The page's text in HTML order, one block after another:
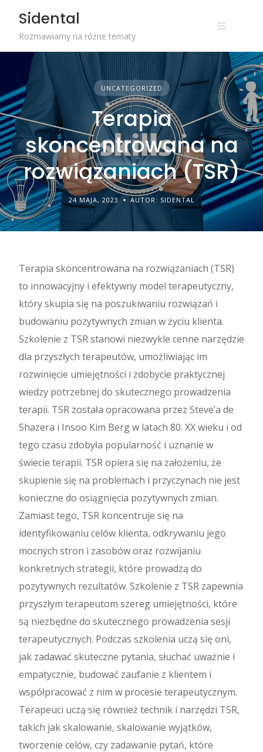
content
Sidental
Rozmawiamy na różne tematy
UNCATEGORIZED
Terapia
skoncentrowana na
rozwiązaniach (TSR)
24 MAJA, 2023 AUTOR: SIDENTAL
Terapia skoncentrowana na rozwiązaniach (TSR)
to innowacyjny i efektywny model terapeutyczny,
który skupia się na poszukiwaniu rozwiązań i
budowaniu pozytywnych zmian w życiu klienta.
Szkolenie z TSR stanowi niezwykle cenne narzędzie
dla przyszłych terapeutów, umożliwiając im
rozwinięcie umiejętności i zdobycie praktycznej
wiedzy potrzebnej do skutecznego prowadzenia
terapii. TSR została opracowana przez Steve’a de
Shazera i Insoo Kim Berg w latach 80. XX wieku i od
tego czasu zdobyła popularność i uznanie w
świecie terapii. TSR opiera się na założeniu, że
skupienie się na problemach i przyczynach nie jest
konieczne do osiągnięcia pozytywnych zmian.
Zamiast tego, TSR koncentruje się na
identyfikowaniu celów klienta, odkrywaniu jego
mocnych stron i zasobów oraz rozwijaniu
konkretnych strategii, które prowadzą do
pozytywnych rezultatów. Szkolenie z TSR zapewnia
przyszłym terapeutom szereg umiejętności, które
są niezbędne do skutecznego prowadzenia sesji
terapeutycznych. Podczas szkolenia uczą się oni,
jak zadawać skuteczne pytania, słuchać uważnie i
empatycznie, budować zaufanie z klientem i
współpracować z nim w procesie terapeutycznym.
Terapeuci uczą się również technik i narzędzi TSR,
takich jak skalowanie, skalowanie wyjątków,
tworzenie celów, czy zadawanie pytań, które